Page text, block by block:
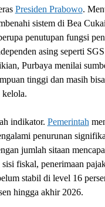
Presiden Prabowo.
sistem di Bea
penutupan fungsi
asing seperti
Purbaya menilai
tinggi dan masih
kelola.
indikator. Pemerintah
penurunan
jumlah sitaan
fiskal, penerimaan
stabil di level 16
hingga akhir 2026.